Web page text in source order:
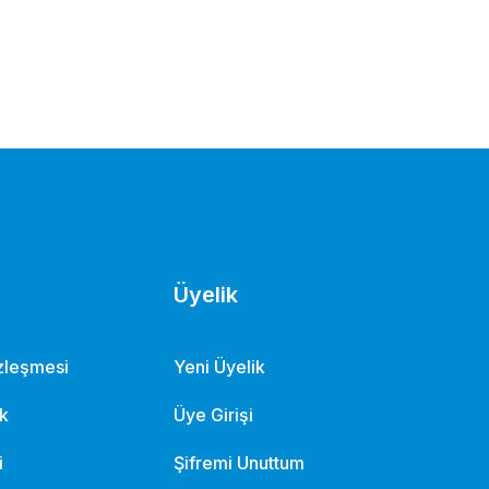
Üyelik
Yeni Üyelik
Üye Girişi
Şifremi Unuttum